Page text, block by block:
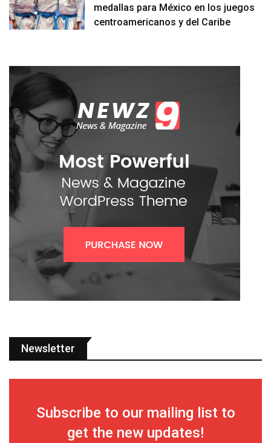
medallas para México en los juegos
centroamericanos y del Caribe
Newsletter
Subscribe to our mailing list to
get the new updates!